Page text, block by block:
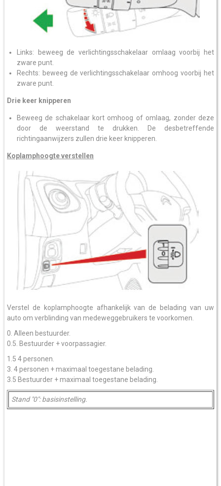
Links: beweeg de verlichtingsschakelaar omlaag voorbij het
zware punt.
Rechts: beweeg de verlichtingsschakelaar omhoog voorbij het
zware punt.
Drie keer knipperen
Beweeg de schakelaar kort omhoog of omlaag, zonder deze
door de weerstand te drukken. De desbetreffende
richtingaanwijzers zullen drie keer knipperen.
Koplamphoogte verstellen
Verstel de koplamphoogte afhankelijk van de belading van uw
auto om verblinding van medeweggebruikers te voorkomen.
0. Alleen bestuurder.
0.5. Bestuurder + voorpassagier.
1.5 4 personen.
3. 4 personen + maximaal toegestane belading.
3.5 Bestuurder + maximaal toegestane belading.
Stand "0": basisinstelling.